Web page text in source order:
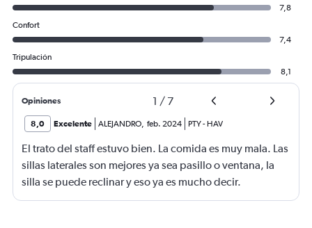
7,8
Confort
7,4
Tripulación
8,1
Opiniones 1 / 7
8,0 Excelente ALEJANDRO, feb. 2024 PTY- HAV
El trato del staff estuvo bien. La comida es muy mala. Las
sillas laterales son mejores ya sea pasillo o ventana, la
silla se puede reclinar y eso ya es mucho decir.